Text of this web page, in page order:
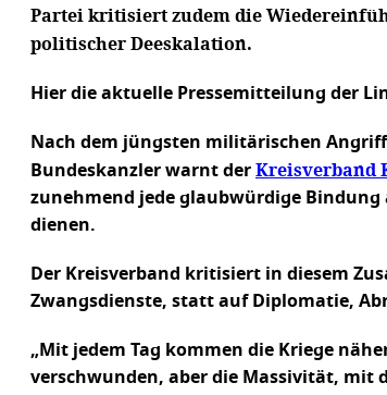
Partei kritisiert zudem die
politischer Deeskalation.
Hier die aktuelle Pressemitteilung der
Nach dem jüngsten militärischen
Bundeskanzler warnt der Kreisverband
zunehmend jede glaubwürdige
dienen.
Der Kreisverband kritisiert in diesem
Zwangsdienste, statt auf Diplomatie,
„Mit jedem Tag kommen die Kriege
verschwunden, aber die Massivität, mit